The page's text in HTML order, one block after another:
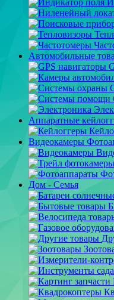
Автомобильные
Аппаратные
Видеокамеры
Дом - Семья